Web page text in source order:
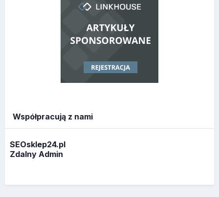
Współpracują z nami
SEOsklep24.pl
Zdalny Admin